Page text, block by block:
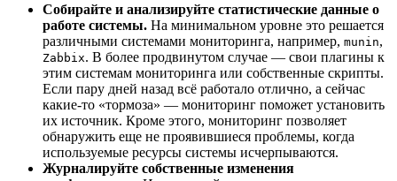
Собирайте и анализируйте статистические данные о
работе системы. На минимальном уровне это решается
различными системами мониторинга, например, munin,
Zabbix. В более продвинутом случае — свои плагины к
этим системам мониторинга или собственные скрипты.
Если пару дней назад всё работало отлично, а сейчас
какие-то «тормоза» — мониторинг поможет установить
их источник. Кроме этого, мониторинг позволяет
обнаружить еще не проявившиеся проблемы, когда
используемые ресурсы системы исчерпываются.
Журналируйте собственные изменения